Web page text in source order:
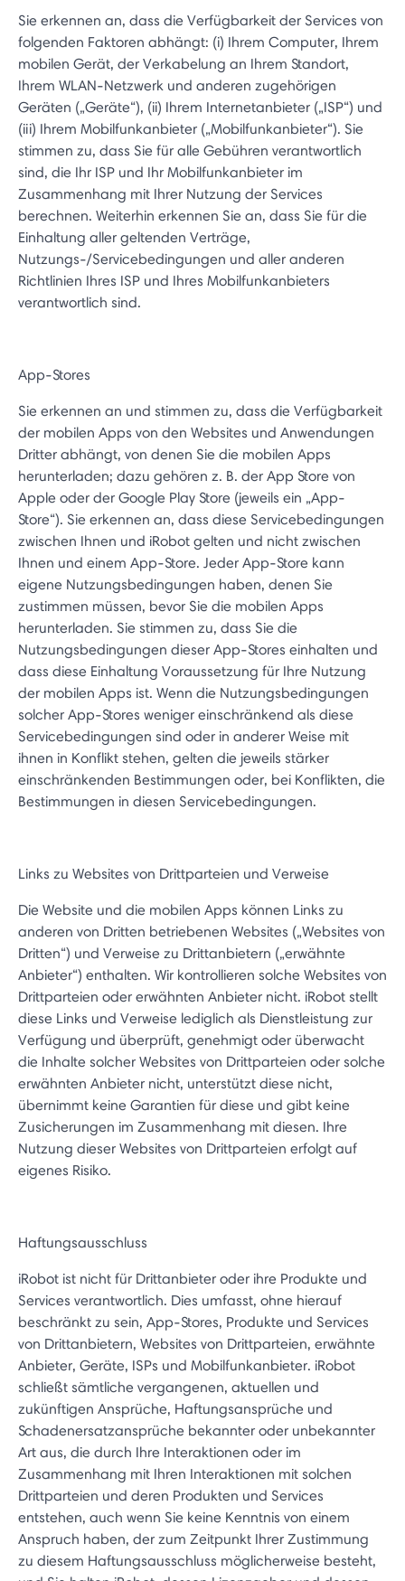
Sie erkennen an, dass die Verfügbarkeit der Services von
folgenden Faktoren abhängt: (i) Ihrem Computer, Ihrem
mobilen Gerät, der Verkabelung an Ihrem Standort,
Ihrem WLAN-Netzwerk und anderen zugehörigen
Geräten („Geräte“), (ii) Ihrem Internetanbieter („ISP“) und
(iii) Ihrem Mobilfunkanbieter („Mobilfunkanbieter“). Sie
stimmen zu, dass Sie für alle Gebühren verantwortlich
sind, die Ihr ISP und Ihr Mobilfunkanbieter im
Zusammenhang mit Ihrer Nutzung der Services
berechnen. Weiterhin erkennen Sie an, dass Sie für die
Einhaltung aller geltenden Verträge,
Nutzungs-/Servicebedingungen und aller anderen
Richtlinien Ihres ISP und Ihres Mobilfunkanbieters
verantwortlich sind.
App-Stores
Sie erkennen an und stimmen zu, dass die Verfügbarkeit
der mobilen Apps von den Websites und Anwendungen
Dritter abhängt, von denen Sie die mobilen Apps
herunterladen; dazu gehören z. B. der App Store von
Apple oder der Google Play Store (jeweils ein „App-
Store“). Sie erkennen an, dass diese Servicebedingungen
zwischen Ihnen und iRobot gelten und nicht zwischen
Ihnen und einem App-Store. Jeder App-Store kann
eigene Nutzungsbedingungen haben, denen Sie
zustimmen müssen, bevor Sie die mobilen Apps
herunterladen. Sie stimmen zu, dass Sie die
Nutzungsbedingungen dieser App-Stores einhalten und
dass diese Einhaltung Voraussetzung für Ihre Nutzung
der mobilen Apps ist. Wenn die Nutzungsbedingungen
solcher App-Stores weniger einschränkend als diese
Servicebedingungen sind oder in anderer Weise mit
ihnen in Konflikt stehen, gelten die jeweils stärker
einschränkenden Bestimmungen oder, bei Konflikten, die
Bestimmungen in diesen Servicebedingungen.
Links zu Websites von Drittparteien und Verweise
Die Website und die mobilen Apps können Links zu
anderen von Dritten betriebenen Websites („Websites von
Dritten“) und Verweise zu Drittanbietern („erwähnte
Anbieter“) enthalten. Wir kontrollieren solche Websites von
Drittparteien oder erwähnten Anbieter nicht. iRobot stellt
diese Links und Verweise lediglich als Dienstleistung zur
Verfügung und überprüft, genehmigt oder überwacht
die Inhalte solcher Websites von Drittparteien oder solche
erwähnten Anbieter nicht, unterstützt diese nicht,
übernimmt keine Garantien für diese und gibt keine
Zusicherungen im Zusammenhang mit diesen. Ihre
Nutzung dieser Websites von Drittparteien erfolgt auf
eigenes Risiko.
Haftungsausschluss
iRobot ist nicht für Drittanbieter oder ihre Produkte und
Services verantwortlich. Dies umfasst, ohne hierauf
beschränkt zu sein, App-Stores, Produkte und Services
von Drittanbietern, Websites von Drittparteien, erwähnte
Anbieter, Geräte, ISPs und Mobilfunkanbieter. iRobot
schließt sämtliche vergangenen, aktuellen und
zukünftigen Ansprüche, Haftungsansprüche und
Schadenersatzansprüche bekannter oder unbekannter
Art aus, die durch Ihre Interaktionen oder im
Zusammenhang mit Ihren Interaktionen mit solchen
Drittparteien und deren Produkten und Services
entstehen, auch wenn Sie keine Kenntnis von einem
Anspruch haben, der zum Zeitpunkt Ihrer Zustimmung
zu diesem Haftungsausschluss möglicherweise besteht,